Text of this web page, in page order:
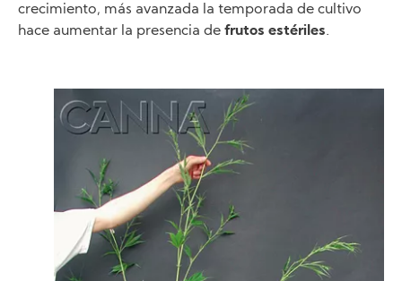
crecimiento, más avanzada la temporada de cultivo
hace aumentar la presencia de frutos estériles.
Image